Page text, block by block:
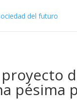
proyecto
pésima